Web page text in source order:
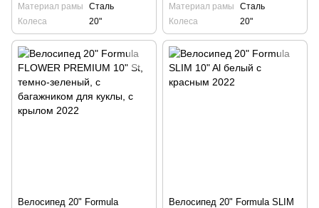
Материал рамы
Сталь
Колеса
20"
Материал рамы
Сталь
Колеса
20"
Велосипед 20" Formula
Велосипед 20" Formula SLIM